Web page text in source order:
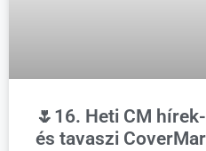
🌷16. Heti CM
és tavaszi